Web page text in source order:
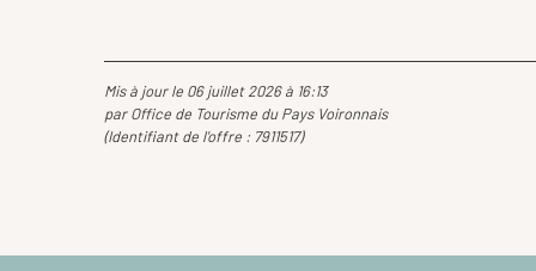
Mis à jour le 06 juillet 2026 à 16:13
par Office de Tourisme du Pays Voironnais
(Identifiant de l'offre : 7911517)